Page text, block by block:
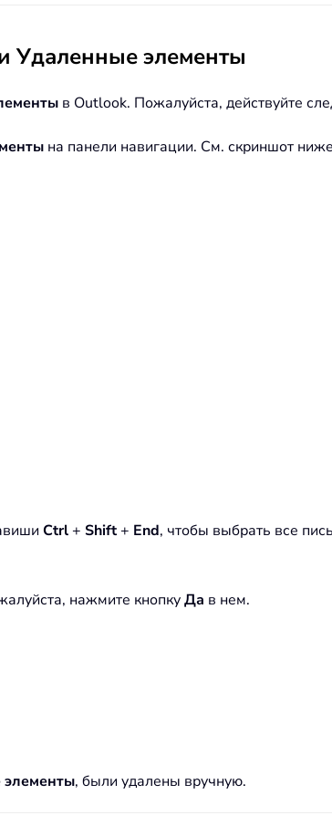
Удаленные элементы
в Outlook. Пожалуйста, действуйте
на панели навигации. См. скриншот
Ctrl+ Shift+ End, чтобы выбрать все
нажмите кнопкуДа в нем.
, были удалены вручную.